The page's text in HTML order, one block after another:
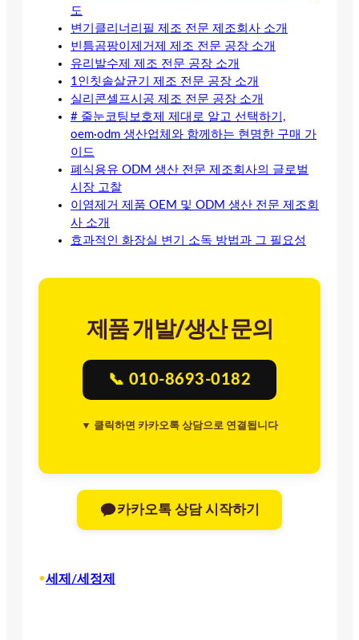
도
변기클리너리필 제조 전문 제조회사 소개
빈틈곰팡이제거제 제조 전문 공장 소개
유리발수제 제조 전문 공장 소개
1인칫솔살균기 제조 전문 공장 소개
실리콘셀프시공 제조 전문 공장 소개
# 줄눈코팅보호제 제대로 알고 선택하기,
oem·odm 생산업체와 함께하는 현명한 구매 가
이드
폐식용유 ODM 생산 전문 제조회사의 글로벌
시장 고찰
이염제거 제품 OEM 및 ODM 생산 전문 제조회
사 소개
효과적인 화장실 변기 소독 방법과 그 필요성
제품 개발/생산 문의
📞 010-8693-0182
▼ 클릭하면 카카오톡 상담으로 연결됩니다
카카오톡 상담 시작하기
•세제/세정제